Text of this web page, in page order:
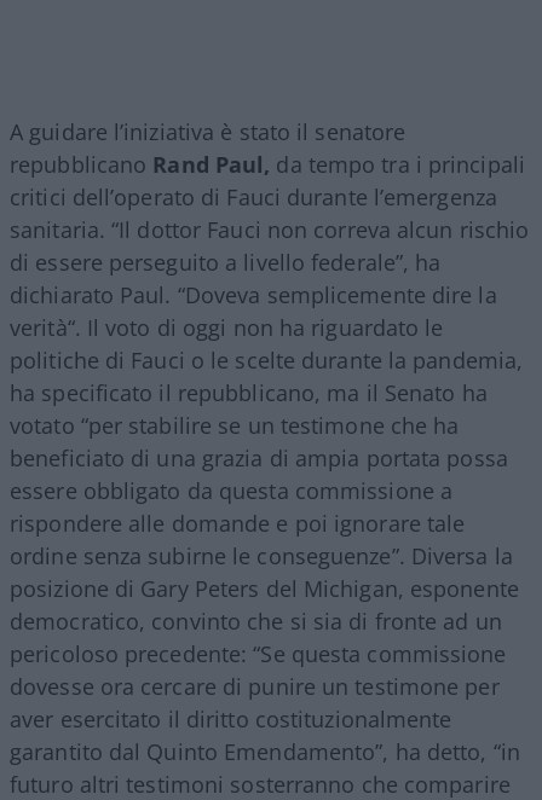
A guidare l’iniziativa è stato il senatore
repubblicano Rand Paul, da tempo tra i principali
critici dell’operato di Fauci durante l’emergenza
sanitaria. “Il dottor Fauci non correva alcun rischio
di essere perseguito a livello federale”, ha
dichiarato Paul. “Doveva semplicemente dire la
verità“. Il voto di oggi non ha riguardato le
politiche di Fauci o le scelte durante la pandemia,
ha specificato il repubblicano, ma il Senato ha
votato “per stabilire se un testimone che ha
beneficiato di una grazia di ampia portata possa
essere obbligato da questa commissione a
rispondere alle domande e poi ignorare tale
ordine senza subirne le conseguenze”. Diversa la
posizione di Gary Peters del Michigan, esponente
democratico, convinto che si sia di fronte ad un
pericoloso precedente: “Se questa commissione
dovesse ora cercare di punire un testimone per
aver esercitato il diritto costituzionalmente
garantito dal Quinto Emendamento”, ha detto, “in
futuro altri testimoni sosterranno che comparire